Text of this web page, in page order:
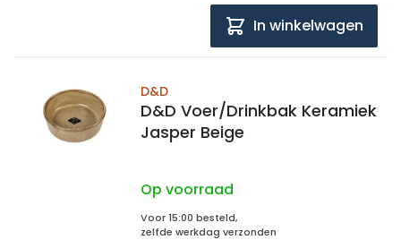
In winkelwagen
D&D
D&D Voer/Drinkbak Keramiek
Jasper Beige
Op voorraad
Voor 15:00 besteld,
zelfde werkdag verzonden